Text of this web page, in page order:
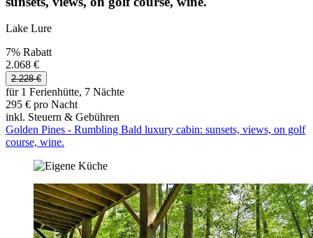
Lake Lure
7% Rabatt
2.068 €
2.228 €
für 1 Ferienhütte, 7 Nächte
295 € pro Nacht
inkl. Steuern & Gebühren
Golden Pines - Rumbling Bald luxury cabin: sunsets, views, on golf
course, wine.